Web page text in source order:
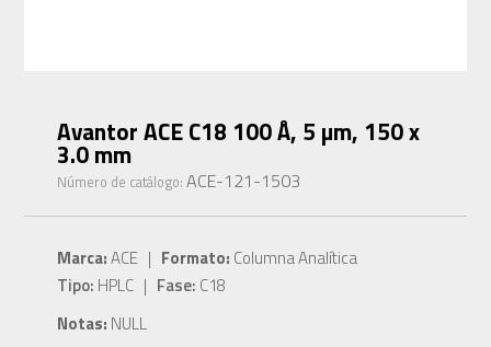
Avantor ACE C18 100 Å, 5 µm, 150 x
3.0 mm
Número de catálogo:ACE-121-1503
Marca:ACE | Formato: Columna Analítica
Tipo: HPLC | Fase: C18
Notas: NULL